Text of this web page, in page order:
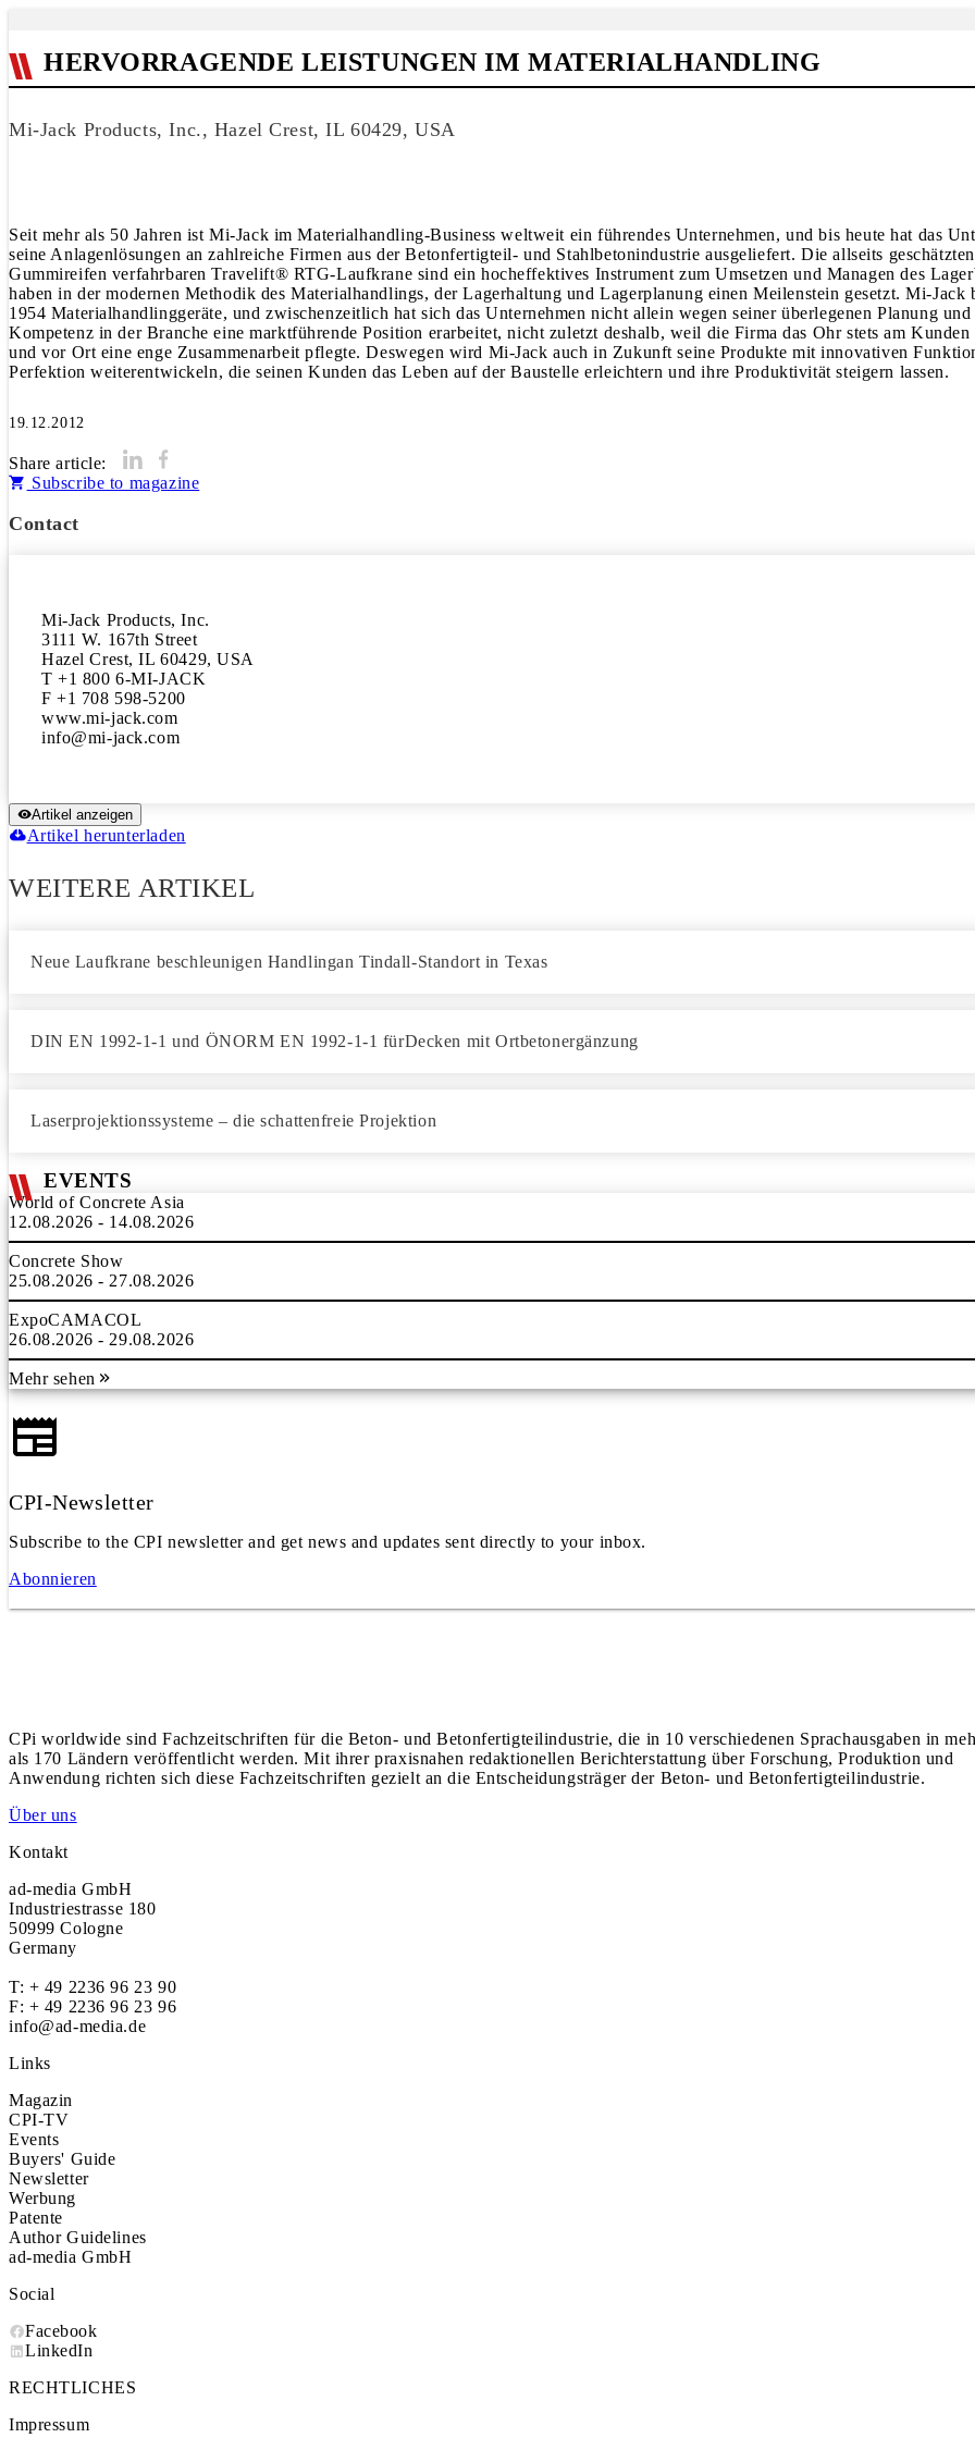
HERVORRAGENDE LEISTUNGEN IM MATERIALHANDLING
Mi-Jack Products, Inc., Hazel Crest, IL 60429, USA
Seit mehr als 50 Jahren ist Mi-Jack im Materialhandling-Business weltweit ein führendes Unternehmen, und bis heute hat das
seine Anlagenlösungen an zahlreiche Firmen aus der Betonfertigteil- und Stahlbetonindustrie ausgeliefert. Die allseits
Gummireifen verfahrbaren Travelift® RTG-Laufkrane sind ein hocheffektives Instrument zum Umsetzen und Managen des
haben in der modernen Methodik des Materialhandlings, der Lagerhaltung und Lagerplanung einen Meilenstein gesetzt. Mi-Jack
1954 Materialhandlinggeräte, und zwischenzeitlich hat sich das Unternehmen nicht allein wegen seiner überlegenen Planung und
Kompetenz in der Branche eine marktführende Position erarbeitet, nicht zuletzt deshalb, weil die Firma das Ohr stets am Kunden
und vor Ort eine enge Zusammenarbeit pflegte. Deswegen wird Mi-Jack auch in Zukunft seine Produkte mit innovativen
Perfektion weiterentwickeln, die seinen Kunden das Leben auf der Baustelle erleichtern und ihre Produktivität steigern lassen.
19.12.2012
Share article:
Subscribe to magazine
Contact
Mi-Jack Products, Inc.
3111 W. 167th Street
Hazel Crest, IL 60429, USA
T +1 800 6-MI-JACK
F +1 708 598-5200
www.mi-jack.com
Artikel anzeigen
Artikel herunterladen
WEITERE ARTIKEL
Neue Laufkrane beschleunigen Handlingan Tindall-Standort in Texas
DIN EN 1992-1-1 und ÖNORM EN 1992-1-1 fürDecken mit Ortbetonergänzung
Laserprojektionssysteme – die schattenfreie Projektion
EVENTS
World of Concrete Asia
12.08.2026 - 14.08.2026
Concrete Show
25.08.2026 - 27.08.2026
ExpoCAMACOL
26.08.2026 - 29.08.2026
Mehr sehen
CPI-Newsletter
Subscribe to the CPI newsletter and get news and updates sent directly to your inbox.
Abonnieren
CPi worldwide sind Fachzeitschriften für die Beton- und Betonfertigteilindustrie, die in 10 verschiedenen Sprachausgaben in
als 170 Ländern veröffentlicht werden. Mit ihrer praxisnahen redaktionellen Berichterstattung über Forschung, Produktion und
Anwendung richten sich diese Fachzeitschriften gezielt an die Entscheidungsträger der Beton- und Betonfertigteilindustrie.
Über uns
Kontakt
ad-media GmbH
Industriestrasse 180
50999 Cologne
Germany
T: + 49 2236 96 23 90
F: + 49 2236 96 23 96
info@ad-media.de
Links
Magazin
CPI-TV
Events
Buyers' Guide
Newsletter
Werbung
Patente
Author Guidelines
ad-media GmbH
Social
Facebook
LinkedIn
RECHTLICHES
Impressum